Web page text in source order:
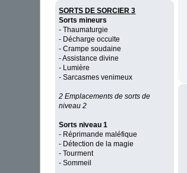
SORTS DE SORCIER 3
Sorts mineurs
- Thaumaturgie
- Décharge occulte
- Crampe soudaine
- Assistance divine
- Lumière
- Sarcasmes venimeux
2 Emplacements de sorts de
niveau 2
Sorts niveau 1
- Réprimande maléfique
- Détection de la magie
- Tourment
- Sommeil